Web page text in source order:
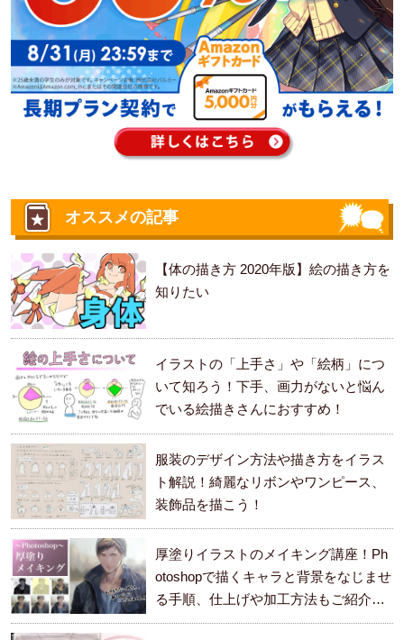
オススメの記事
【体の描き方 2020年版】絵の描き方を
知りたい
イラストの「上手さ」や「絵柄」につ
いて知ろう！下手、画力がないと悩ん
でいる絵描きさんにおすすめ！
服装のデザイン方法や描き方をイラス
ト解説！綺麗なリボンやワンピース、
装飾品を描こう！
厚塗りイラストのメイキング講座！Ph
otoshopで描くキャラと背景をなじませ
る手順、仕上げや加工方法もご紹介し
ます。